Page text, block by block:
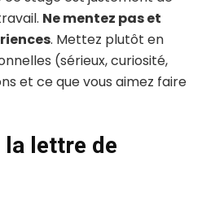
Ne mentez pas et
. Mettez plutôt en
(sérieux, curiosité,
et ce que vous aimez faire
lettre de